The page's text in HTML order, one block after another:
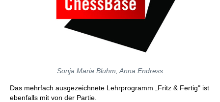
Sonja Maria Bluhm, Anna Endress
Das mehrfach ausgezeichnete Lehrprogramm „Fritz & Fertig" ist
ebenfalls mit von der Partie.